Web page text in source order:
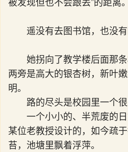
遥没有去图书馆，也没有
她拐向了教学楼后面那
两旁是高大的银杏树，新叶
明。
路的尽头是校园里一个很
一个小小的、半荒废的
某位老教授设计的，如今疏
苔，池塘里飘着浮萍。